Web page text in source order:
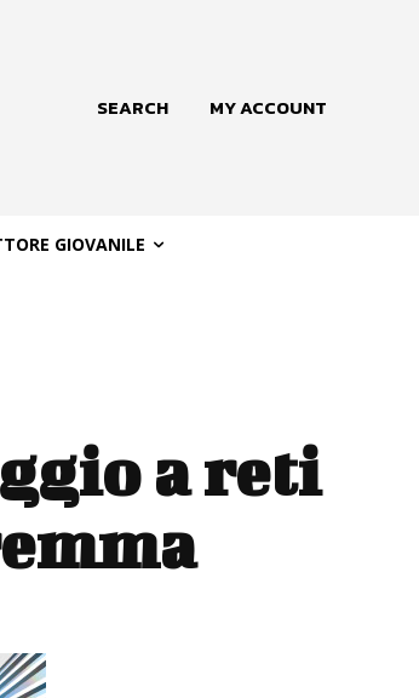
SEARCH MY ACCOUNT
GIOVANILE
a reti